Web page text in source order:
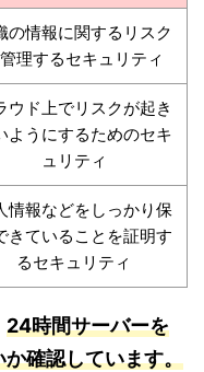
の情報に関するリスク
理するセキュリティ
ウド上でリスクが起き
ようにするためのセキ
ュリティ
情報などをしっかり保
きていることを証明す
るセキュリティ
24時間サーバーを
確認しています。